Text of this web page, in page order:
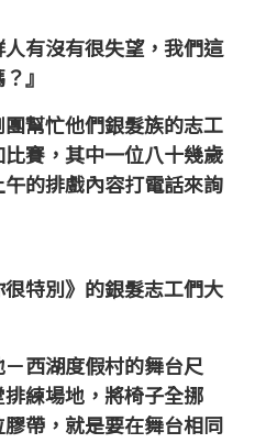
人有沒有很失望，我們這
』
幫忙他們銀髮族的志工
賽， 其中一位八十幾歲
的排戲內容打電話來詢
特別》的銀髮志工們大
西湖度假村的舞台尺
練場地，將椅子全挪
帶，就是要在舞台相同